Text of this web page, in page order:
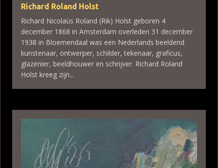
Richard Roland Holst
Richard Nicolaüs Roland (Rik) Holst geboren 4
december 1868 in Amsterdam overleden 31 december
1938 in Bloemendaal was een Nederlands beeldend
kunstenaar, ontwerper, schilder, tekenaar, graficus,
glazenier, beeldhouwer en schrijver. Richard Roland
Holst kreeg zijn...